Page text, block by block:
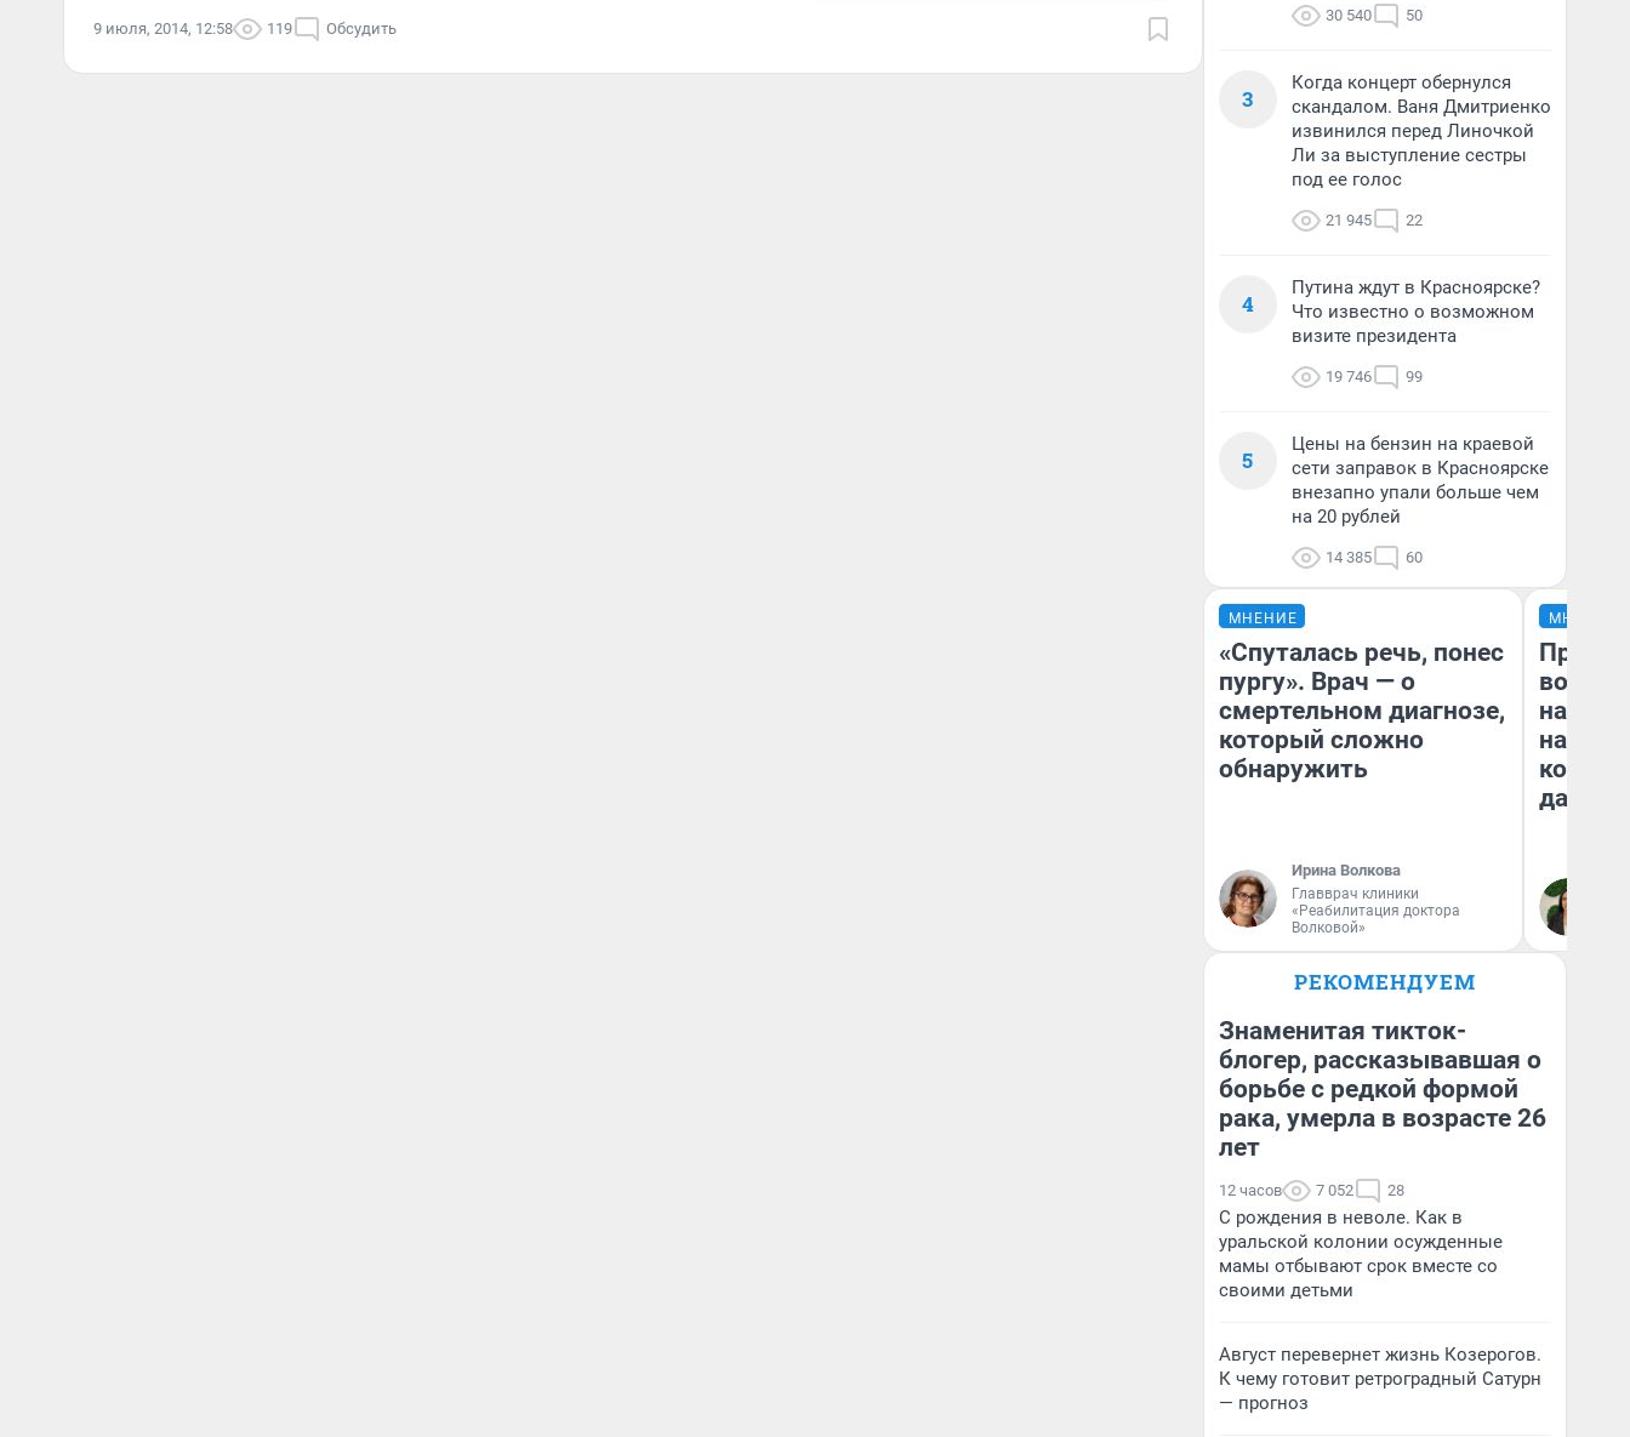
9 июля, 2014, 12:58 119 Обсудить
30 540 50
3
Когда концерт обернулся
скандалом. Ваня Дмитриенко
извинился перед Линочкой
Ли за выступление сестры
под ее голос
21 945 22
4
Путина ждут в Красноярске?
Что известно о возможном
визите президента
19 746 99
5
Цены на бензин на краевой
сети заправок в Красноярске
внезапно упали больше чем
на 20 рублей
14 385 60
МНЕНИЕ
«Спуталась речь, понес
пургу». Врач — о
смертельном диагнозе,
который сложно
обнаружить
Ирина Волкова
Главврач клиники
«Реабилитация доктора
Волковой»
МНЕНИЕ
нам
даже
РЕКОМЕНДУЕМ
Знаменитая тикток-
блогер, рассказывавшая о
борьбе с редкой формой
рака, умерла в возрасте 26
лет
12 часов 7 052 28
С рождения в неволе. Как в
уральской колонии осужденные
мамы отбывают срок вместе со
своими детьми
Август перевернет жизнь Козерогов.
К чему готовит ретроградный Сатурн
— прогноз